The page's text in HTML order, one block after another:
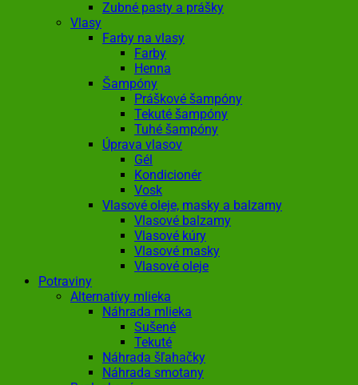
Zubné pasty a prášky
Vlasy
Farby na vlasy
Farby
Henna
Šampóny
Práškové šampóny
Tekuté šampóny
Tuhé šampóny
Úprava vlasov
Gél
Kondicionér
Vosk
Vlasové oleje, masky a balzamy
Vlasové balzamy
Vlasové kúry
Vlasové masky
Vlasové oleje
Potraviny
Alternatívy mlieka
Náhrada mlieka
Sušené
Tekuté
Náhrada šľahačky
Náhrada smotany